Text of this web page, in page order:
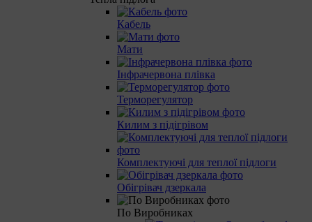
Кабель
Мати
Інфрачервона плівка
Терморегулятор
Килим з підігрівом
Комплектуючі для теплої підлоги
Обігрівач дзеркала
По Виробниках